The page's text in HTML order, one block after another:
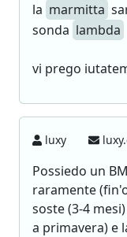
la marmitta
sonda lambda
vi prego
luxy
Possiedo un
raramente
soste (3-4
a primavera) e